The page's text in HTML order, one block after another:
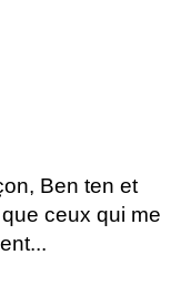
Ben ten et
ceux qui me